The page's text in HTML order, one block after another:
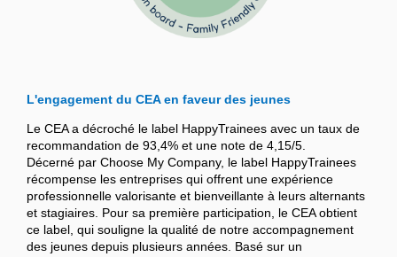
L'engagement du CEA en faveur des jeunes
Le CEA a décroché le label HappyTrainees avec un taux de
recommandation de 93,4% et une note de 4,15/5.
Décerné par Choose My Company, le label HappyTrainees
récompense les entreprises qui offrent une expérience
professionnelle valorisante et bienveillante à leurs alternants
et stagiaires. Pour sa première participation, le CEA obtient
ce label, qui souligne la qualité de notre accompagnement
des jeunes depuis plusieurs années. Basé sur un